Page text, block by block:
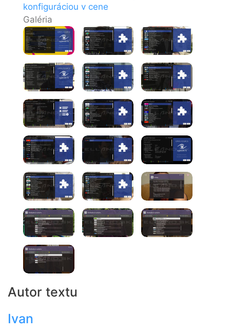
konfiguráciou v cene
Galéria
Autor textu
Ivan